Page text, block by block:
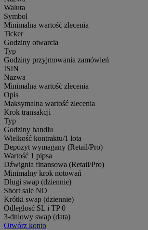
Waluta
Symbol
Minimalna wartość zlecenia
Ticker
Godziny otwarcia
Typ
Godziny przyjmowania zamówień
ISIN
Nazwa
Minimalna wartość zlecenia
Opis
Maksymalna wartość zlecenia
Krok transakcji
Typ
Godziny handlu
Wielkość kontraktu/1 lota
Depozyt wymagany (Retail/Pro)
Wartość 1 pipsa
Dźwignia finansowa (Retail/Pro)
Minimalny krok notowań
Długi swap (dziennie)
Short sale NO
Krótki swap (dziennie)
Odległosć SL i TP 0
3-dniowy swap (data)
Otwórz konto